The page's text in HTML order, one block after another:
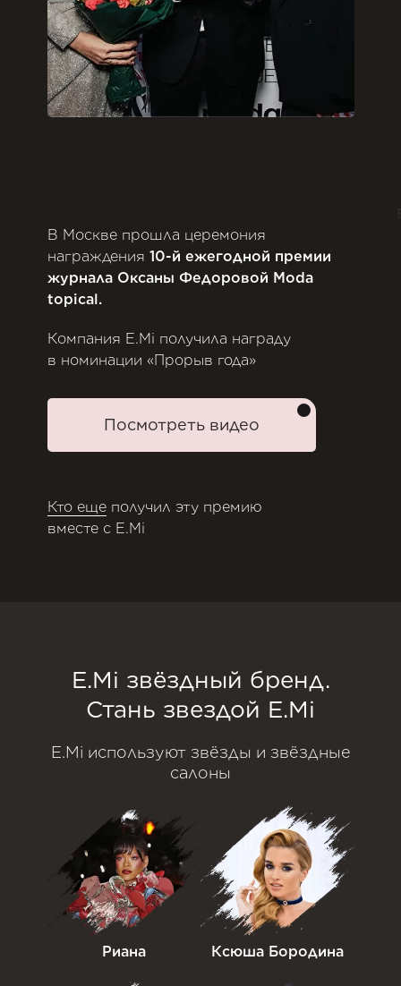
В Москве прошла церемония
награждения 10-й ежегодной премии
журнала Оксаны Федоровой Moda
topical.
Компания E.Mi получила награду
в номинации «Прорыв года»
Посмотреть видео
Кто ещеполучил эту премию
вместе с E.Mi
E.Mi звёздный бренд.
Стань звездой E.Mi
E.Mi используют звёзды и звёздные
салоны
Риана Ксюша Бородина